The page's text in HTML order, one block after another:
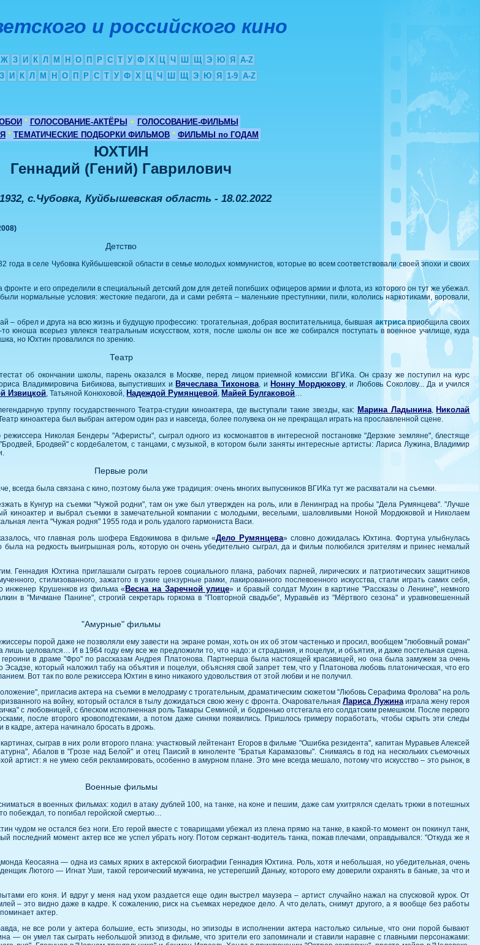
и российского кино
Ж З И К Л М Н О П Р С Т У Ф Х Ц Ч Ш Щ Э Ю Я
A-Z
З И К Л М Н О П Р С Т У Ф Х Ц Ч Ш Щ Э Ю Я 1-9 A-Z
* ГОЛОСОВАНИЕ-АКТЁРЫ + ГОЛОСОВАНИЕ-ФИЛЬМЫ
* ТЕМАТИЧЕСКИЕ ПОДБОРКИ ФИЛЬМОВ * ФИЛЬМЫ по ГОДАМ
ЮХТИН
Геннадий (Гений) Гаврилович
с.Чубовка, Куйбышевская область - 18.02.2022
Детство
в селе Чубовка Куйбышевской области в семье молодых коммунистов, которые во всем соответствовали своей эпохи и своих
фронте и его определили в специальный детский дом для детей погибших офицеров армии и флота, из которого он тут же убежал.
нормальные условия: жестокие педагоги, да и сами ребята – маленькие преступники, пили, кололись наркотиками, воровали,
– обрел и друга на всю жизнь и будущую профессию: трогательная, добрая воспитательница, бывшая актрисаприобщила своих
юноша всерьез увлекся театральным искусством, хотя, после школы он все же собирался поступать в военное училище, куда
но Юхтин провалился по зрению.
Театр
об окончании школы, парень оказался в Москве, перед лицом приемной комиссии ВГИКа. Он сразу же поступил на курс
Владимировича Бибикова, выпустивших и Вячеслава Тихонова, и Нонну Мордюкову, и Любовь Соколову... Да и учился
Извицкой, Татьяной Конюховой, Надеждой Румянцевой, Майей Булгаковой…
труппу государственного Театра-студии киноактера, где выступали такие звезды, как: Марина Ладынина, Николай
киноактера был выбран актером один раз и навсегда, более полувека он не прекращал играть на прославленной сцене.
Николая Бендеры "Аферисты", сыграл одного из космонавтов в интересной постановке "Дерзкие земляне", блестяще
Бродвей" с кордебалетом, с танцами, с музыкой, в котором были заняты интересные артисты: Лариса Лужина, Владимир
Первые роли
всегда была связана с кино, поэтому была уже традиция: очень многих выпускников ВГИКа тут же расхватали на съемки.
в Кунгур на съемки "Чужой родни", там он уже был утвержден на роль, или в Ленинград на пробы "Дела Румянцева". "Лучше
киноактер и выбрал съемки в замечательной компании с молодыми, веселыми, шаловливыми Ноной Мордюковой и Николаем
лента "Чужая родня" 1955 года и роль удалого гармониста Васи.
что главная роль шофера Евдокимова в фильме «Дело Румянцева» словно дожидалась Юхтина. Фортуна улыбнулась
была на редкость выигрышная роль, которую он очень убедительно сыграл, да и фильм полюбился зрителям и принес немалый
Геннадия Юхтина приглашали сыграть героев социального плана, рабочих парней, лирических и патриотических защитников
стилизованного, зажатого в узкие цензурные рамки, лакированного послевоенного искусства, стали играть самих себя,
инженер Крушенков из фильма « Весна на Заречной улице» и бравый солдат Мухин в картине "Рассказы о Ленине", немного
в "Мичмане Панине", строгий секретарь горкома в "Повторной свадьбе", Муравьёв из "Мёртвого сезона" и уравновешенный
"Амурные" фильмы
порой даже не позволяли ему завести на экране роман, хоть он их об этом частенько и просил, вообщем "любовный роман"
лишь целовался… И в 1964 году ему все же предложили то, что надо: и страдания, и поцелуи, и объятия, и даже постельная сцена.
в драме "Фро" по рассказам Андрея Платонова. Партнерша была настоящей красавицей, но она была замужем за очень
который наложил табу на объятия и поцелуи, объясняя свой запрет тем, что у Платонова любовь платоническая, что его
Вот так по воле режиссера Юхтин в кино никакого удовольствия от этой любви и не получил.
пригласив актера на съемки в мелодраму с трогательным, драматическим сюжетом "Любовь Серафима Фролова" на роль
на войну, который остался в тылу дожидаться свою жену с фронта. ОчаровательнаяЛариса Лужинаиграла жену героя
с любовницей, с блеском исполненная роль Тамары Семиной, и бодренько отстегала его солдатским ремешком. После первого
после второго кровоподтеками, а потом даже синяки появились. Пришлось гримеру поработать, чтобы скрыть эти следы
в кадре, актера начинало бросать в дрожь.
сыграв в них роли второго плана: участковый лейтенант Егоров в фильме "Ошибка резидента", капитан Муравьев Алексей
Абалов в "Грозе над Белой" и отец Паисий в киноленте "Братья Карамазовы". Снимаясь в год на нескольких съемочных
артист: я не умею себя рекламировать, особенно в амурном плане. Это мне всегда мешало, потому что искусство – это рынок, в
Военные фильмы
в военных фильмах: ходил в атаку дублей 100, на танке, на коне и пешим, даже сам ухитрялся сделать трюки в потешных
побеждал, то погибал геройской смертью…
чудом не остался без ноги. Его герой вместе с товарищами убежал из плена прямо на танке, в какой-то момент он покинул танк,
последний момент актер все же успел убрать ногу. Потом сержант-водитель танка, пожав плечами, оправдывался: "Откуда же я
Кеосаяна — одна из самых ярких в актерской биографии Геннадия Юхтина. Роль, хотя и небольшая, но убедительная, очень
Лютого — Игнат Уши, такой героический мужчина, не устерегший Даньку, которого ему доверили охранять в баньке, за что и
его коня. И вдруг у меня над ухом раздается еще один выстрел маузера – артист случайно нажал на спусковой курок. От
– это видно даже в кадре. К сожалению, риск на съемках нередкое дело. А что делать, снимут другого, а я вообще без работы
актер.
не все роли у актера большие, есть эпизоды, но эпизоды в исполнении актера настолько сильные, что они порой бывают
— он умел так сыграть небольшой эпизод в фильме, что зрители его запоминали и ставили наравне с главными персонажами: